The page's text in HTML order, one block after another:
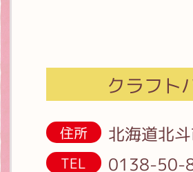
クラフト
住所 北海道北
TEL 0138-50-